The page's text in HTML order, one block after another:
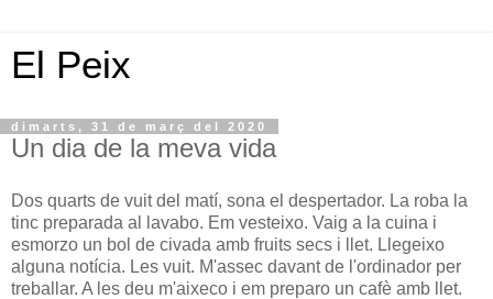
El Peix
dimarts, 31 de març del 2020
Un dia de la meva vida
Dos quarts de vuit del matí, sona el despertador. La roba la
tinc preparada al lavabo. Em vesteixo. Vaig a la cuina i
esmorzo un bol de civada amb fruits secs i llet. Llegeixo
alguna notícia. Les vuit. M'assec davant de l'ordinador per
treballar. A les deu m'aixeco i em preparo un cafè amb llet.